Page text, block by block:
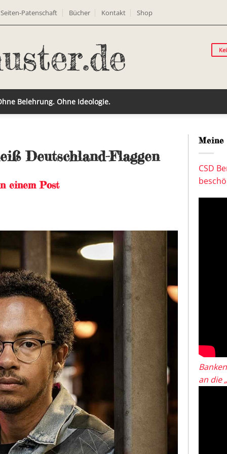
Seiten-Patenschaft Bücher Kontakt Shop
Belehrung. Ohne Ideologie.
Deutschland-Flaggen
einem Post
Meine
CSD
an die